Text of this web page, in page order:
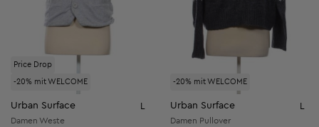
Price Drop
-20% mit WELCOME
Urban Surface L
Damen Weste
-20% mit WELCOME
Urban Surface L
Damen Pullover